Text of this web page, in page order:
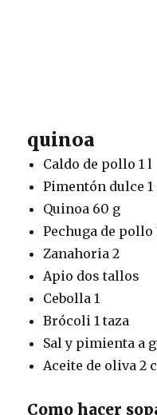
quinoa
Caldo de pollo 1 l
Pimentón dulce
Quinoa 60 g
Pechuga de pollo
Zanahoria 2
Apio dos tallos
Cebolla 1
Brócoli 1 taza
Sal y pimienta a
Aceite de oliva 2
Como hacer